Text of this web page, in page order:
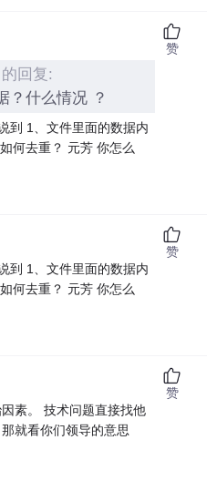
回复:
？什么情况 ？
到 1、文件里面的数据内
何去重？ 元芳 你怎么
赞
到 1、文件里面的数据内
何去重？ 元芳 你怎么
赞
素。 技术问题直接找他
就看你们领导的意思
赞